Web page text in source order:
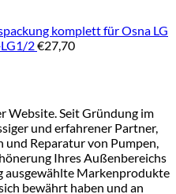
komplett für Osna LG
2€27,70
Website. Seit Gründung im
und erfahrener Partner,
und Reparatur von Pumpen,
Ihres Außenbereichs
ausgewählte Markenprodukte
bewährt haben und an